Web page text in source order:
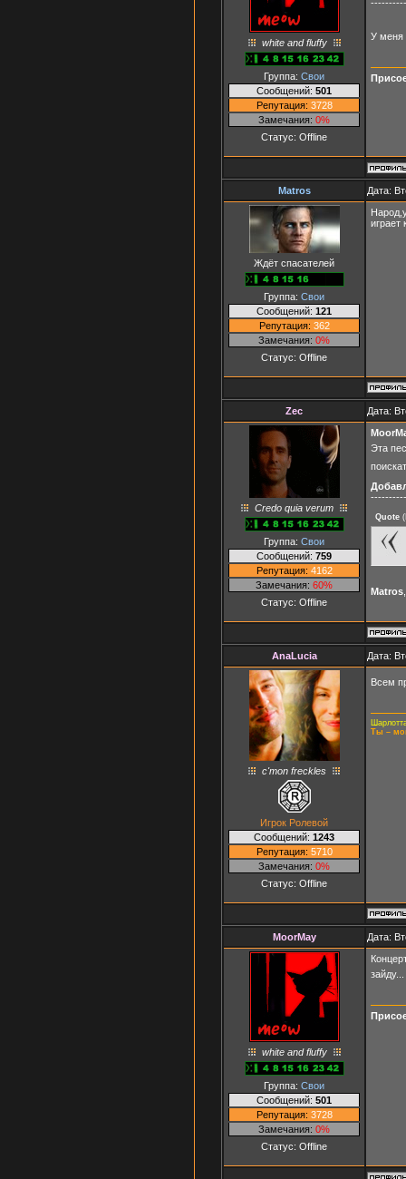
white and fluffy
Группа: Свои
Сообщений: 501
Репутация: 3728
Замечания: 0%
Статус: Offline
У меня
Matros Дата:
Ждёт спасателей
Группа: Свои
Сообщений: 121
Репутация: 362
Замечания: 0%
Статус: Offline
играет
Zec Дата:
Credo quia verum
Группа: Свои
Сообщений: 759
Репутация: 4162
Замечания: 60%
Статус: Offline
Эта
Quote (
Matros
AnaLucia Дата:
c'mon freckles
Игрок Ролевой
Сообщений: 1243
Репутация: 5710
Замечания: 0%
Статус: Offline
Всем
Ты –
MoorMay Дата:
white and fluffy
Группа: Свои
Сообщений: 501
Репутация: 3728
Замечания: 0%
Статус: Offline
зайду...